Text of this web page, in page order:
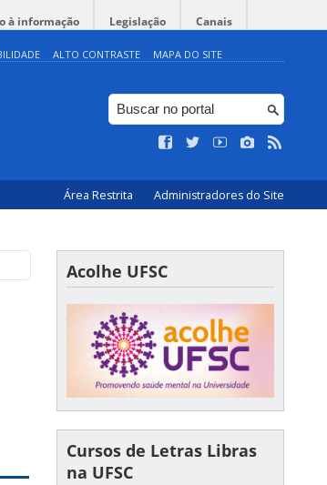
à informação Legislação Canais
ALTO CONTRASTE MAPA DO SITE
Área Restrita Administradores do Site
Acolhe UFSC
Cursos de Letras Libras
na UFSC